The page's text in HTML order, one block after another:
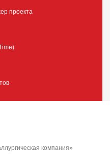
проекта
компания»